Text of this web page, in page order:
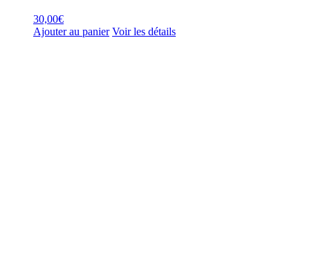
30,00€
Ajouter au panier Voir les détails